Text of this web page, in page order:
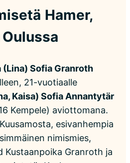
Hamer,
(Lina) Sofia Granroth
21-vuotiaalle
Kaisa) Sofia Annantytär
Kempele) aviottomana.
esivanhempia
nimismies,
Kustaanpoika Granroth ja